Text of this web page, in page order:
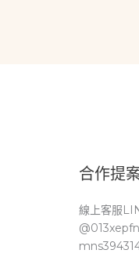
合作提
線上客服
@013xepfn